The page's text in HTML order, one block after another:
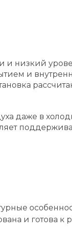
и низкий
и
даже в
и готова к